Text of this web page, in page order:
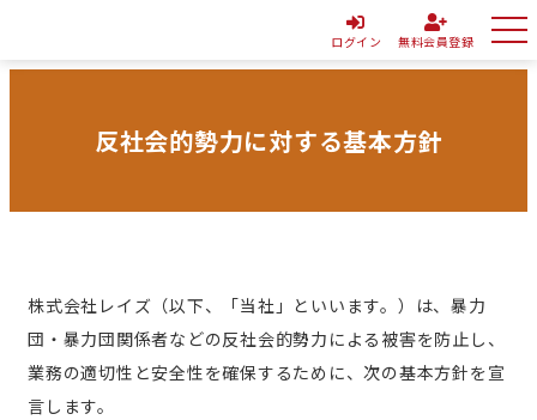
ログイン 無料会員登録
反社会的勢力に対する基本方針
株式会社レイズ（以下、「当社」といいます。）は、暴力
団・暴力団関係者などの反社会的勢力による被害を防止し、
業務の適切性と安全性を確保するために、次の基本方針を宣
言します。